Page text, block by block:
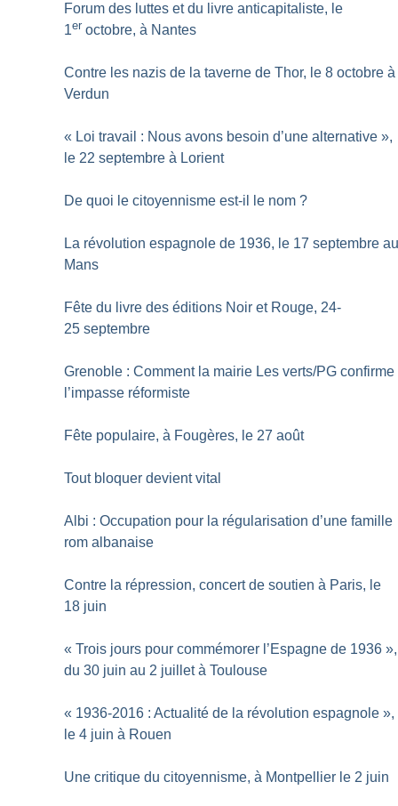
Forum des luttes et du livre anticapitaliste, le
1er octobre, à Nantes
Contre les nazis de la taverne de Thor, le 8 octobre à
Verdun
« Loi travail : Nous avons besoin d’une alternative »,
le 22 septembre à Lorient
De quoi le citoyennisme est-il le nom ?
La révolution espagnole de 1936, le 17 septembre
Mans
Fête du livre des éditions Noir et Rouge, 24-
25 septembre
Grenoble : Comment la mairie Les verts/PG confirme
l’impasse réformiste
Fête populaire, à Fougères, le 27 août
Tout bloquer devient vital
Albi : Occupation pour la régularisation d’une famille
rom albanaise
Contre la répression, concert de soutien à Paris, le
18 juin
« Trois jours pour commémorer l’Espagne de 1936 »,
du 30 juin au 2 juillet à Toulouse
« 1936-2016 : Actualité de la révolution espagnole »,
le 4 juin à Rouen
Une critique du citoyennisme, à Montpellier le 2 juin